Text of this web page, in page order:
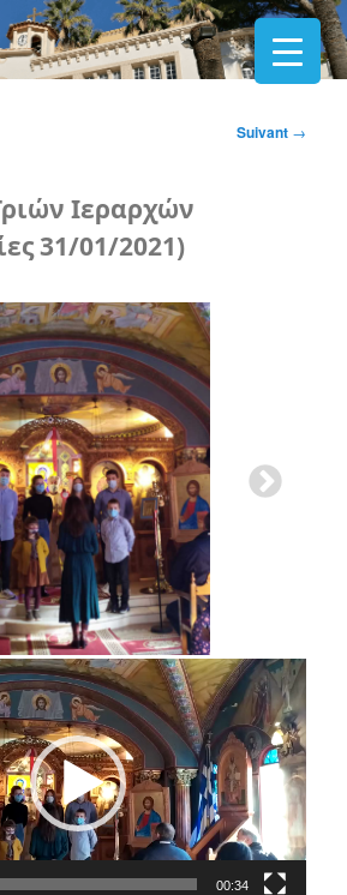
Suivant →
Ιεραρχών
31/01/2021)
00:34